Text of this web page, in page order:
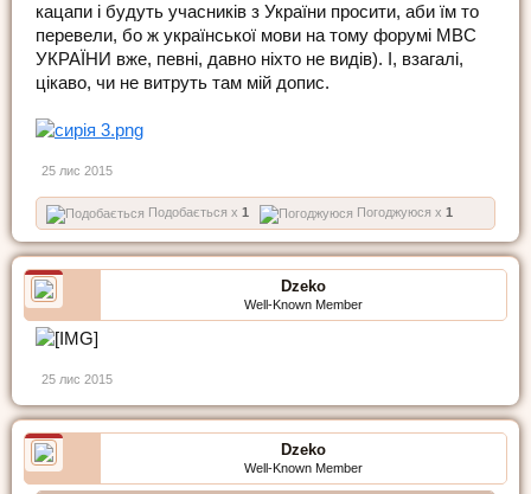
кацапи і будуть учасників з України просити, аби їм то
перевели, бо ж української мови на тому форумі МВС
УКРАЇНИ вже, певні, давно ніхто не видів). І, взагалі,
цікаво, чи не витруть там мій допис.
25 лис 2015
Подобається x 1 Погоджуюся x 1
Dzeko
Well-Known Member
25 лис 2015
Dzeko
Well-Known Member